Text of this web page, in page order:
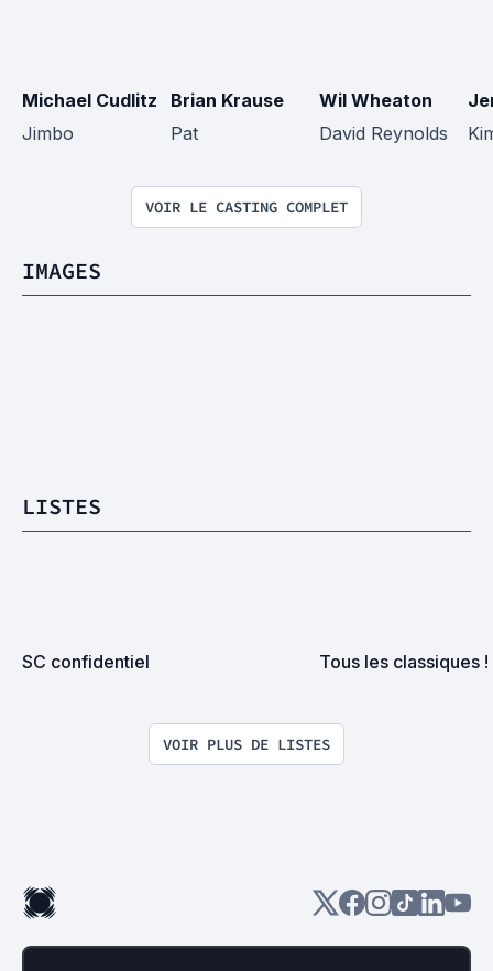
Michael Cudlitz
Jimbo
Brian Krause
Pat
Wil Wheaton
David Reynolds
VOIR LE CASTING COMPLET
IMAGES
LISTES
SC confidentiel Tous les classiques !
VOIR PLUS DE LISTES